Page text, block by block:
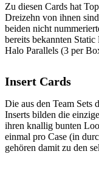
Zu diesen Cards hat
Dreizehn von ihnen
beiden nicht
bereits bekannten
Halo Parallels (3 per
Insert Cards
Die aus den Team Sets
Inserts bilden die
ihren knallig bunten
einmal pro Case (in
gehören damit zu den